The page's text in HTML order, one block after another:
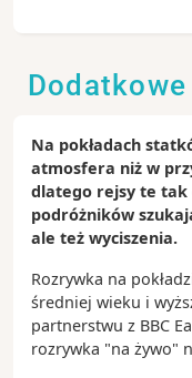
Dodatkowe
Na pokładach
atmosfera niż w
dlatego rejsy te tak
podróżników
ale też wyciszenia.
Rozrywka na
średniej wieku i
partnerstwu z BBC
rozrywka "na żywo"